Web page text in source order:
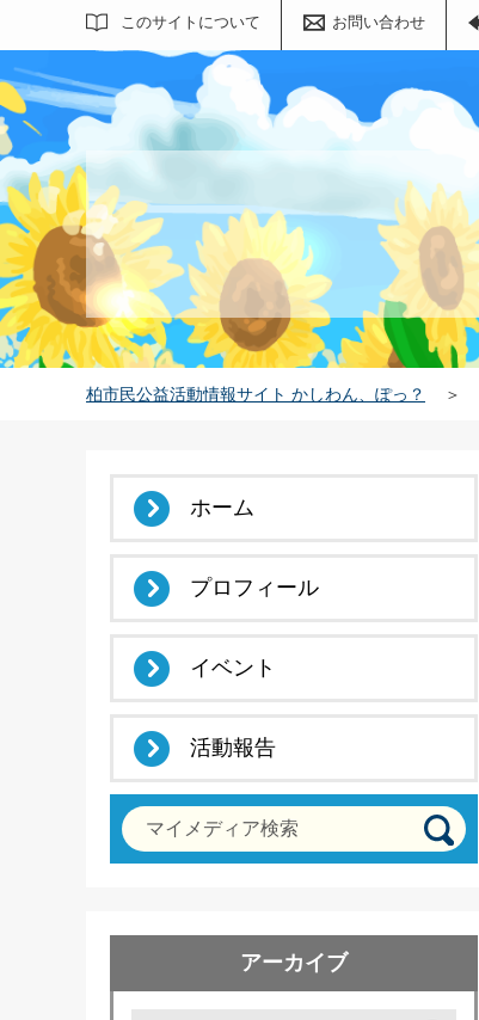
このサイトについて お問い合わせ
サイト内検索
柏市民公益活動情報サイト かしわん、ぽっ？ ＞
ホーム
プロフィール
イベント
活動報告
マイメディア検索
アーカイブ